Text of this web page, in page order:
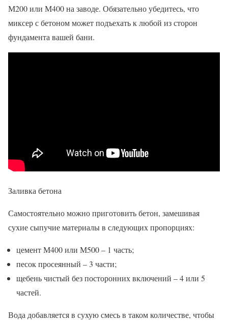
М200 или М400 на заводе. Обязательно убедитесь, что
миксер с бетоном может подъехать к любой из сторон
фундамента вашей бани.
Заливка бетона
Самостоятельно можно приготовить бетон, замешивая
сухие сыпучие материалы в следующих пропорциях:
цемент М400 или М500 – 1 часть;
песок просеянный – 3 части;
щебень чистый без посторонних включений – 4 или 5
частей.
Вода добавляется в сухую смесь в таком количестве, чтобы